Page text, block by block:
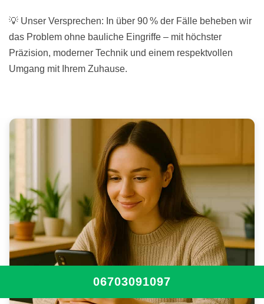
💡 Unser Versprechen: In über 90 % der Fälle beheben wir
das Problem ohne bauliche Eingriffe – mit höchster
Präzision, moderner Technik und einem respektvollen
Umgang mit Ihrem Zuhause.
06703091097